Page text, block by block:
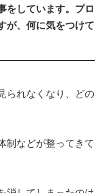
をしています。プロ
が、何に気をつけて
られなくなり、どの
制などが整ってきて